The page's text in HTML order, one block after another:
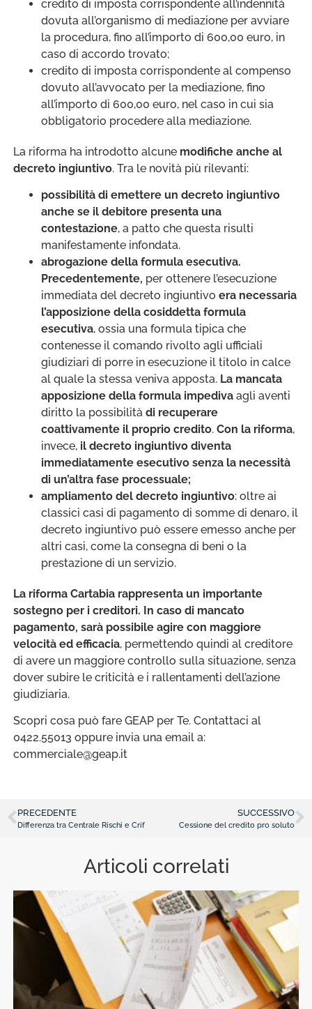
credito di imposta corrispondente all’indennità
dovuta all’organismo di mediazione per avviare
la procedura, fino all’importo di 600,00 euro, in
caso di accordo trovato;
credito di imposta corrispondente al compenso
dovuto all’avvocato per la mediazione, fino
all’importo di 600,00 euro, nel caso in cui sia
obbligatorio procedere alla mediazione.
La riforma ha introdotto alcune modifiche anche al
decreto ingiuntivo. Tra le novità più rilevanti:
possibilità di emettere un decreto ingiuntivo
anche se il debitore presenta una
contestazione, a patto che questa risulti
manifestamente infondata.
abrogazione della formula esecutiva.
Precedentemente, per ottenere l’esecuzione
immediata del decreto ingiuntivo era necessaria
l’apposizione della cosiddetta formula
esecutiva, ossia una formula tipica che
contenesse il comando rivolto agli ufficiali
giudiziari di porre in esecuzione il titolo in calce
al quale la stessa veniva apposta. La mancata
apposizione della formula impedivaagli aventi
diritto la possibilità di recuperare
coattivamente il proprio credito. Con la riforma,
invece, il decreto ingiuntivo diventa
immediatamente esecutivo senza la necessità
di un’altra fase processuale;
ampliamento del decreto ingiuntivo: oltre ai
classici casi di pagamento di somme di denaro, il
decreto ingiuntivo può essere emesso anche per
altri casi, come la consegna di beni o la
prestazione di un servizio.
La riforma Cartabia rappresenta un importante
sostegno per i creditori. In caso di mancato
pagamento, sarà possibile agire con maggiore
velocità ed efficacia, permettendo quindi al creditore
di avere un maggiore controllo sulla situazione, senza
dover subire le criticità e i rallentamenti dell’azione
giudiziaria.
Scopri cosa può fare GEAP per Te. Contattaci al
0422.55013 oppure invia una email a:
commerciale@geap.it
PRECEDENTE
Differenza tra Centrale Rischi e Crif
SUCCESSIVO
Cessione del credito pro soluto
Articoli correlati